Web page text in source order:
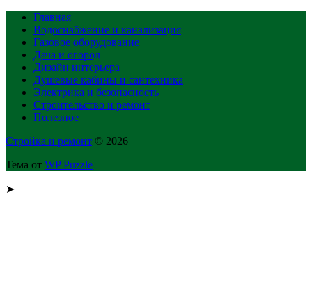
Главная
Водоснабжение и канализация
Газовое оборудование
Дача и огород
Дизайн интерьера
Душевые кабины и сантехника
Электрика и безопасность
Строительство и ремонт
Полезное
Стройка и ремонт © 2026
Тема от WP Puzzle
➤